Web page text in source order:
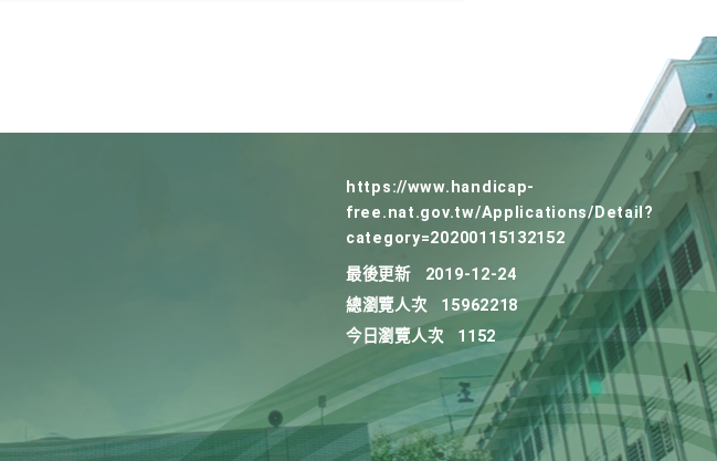
https://www.handicap-
free.nat.gov.tw/Applications/Detail?
category=20200115132152
最後更新
2019-12-24
總瀏覽人次
15962218
今日瀏覽人次
1152